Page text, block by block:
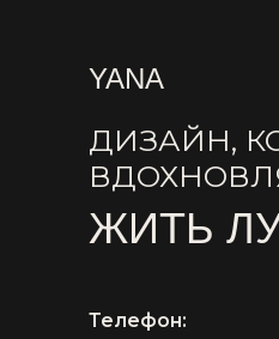
YANA
Телефон:
ЖИТЬ
ДИЗАЙН,